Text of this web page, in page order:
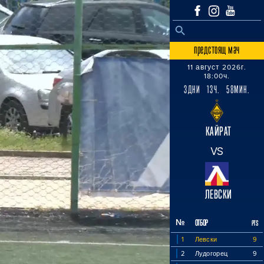
Search
SEARCH BUTTON
предстоящ мач
11 август 2026г.
18:00ч.
3ДНИ 13Ч. 58МИН.
КАЙРАТ
VS
ЛЕВСКИ
№ ОТБОР PTS
1 Левски
9
2
Лудогорец
9